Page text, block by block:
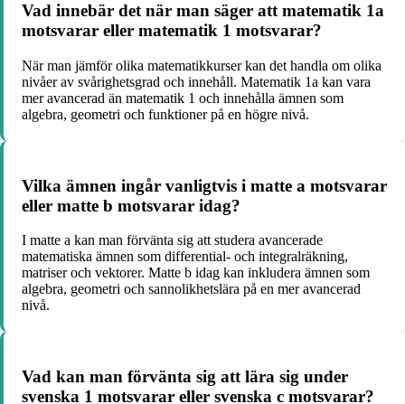
Vad innebär det när man säger att matematik 1a
motsvarar eller matematik 1 motsvarar?
När man jämför olika matematikkurser kan det handla om olika
nivåer av svårighetsgrad och innehåll. Matematik 1a kan vara
mer avancerad än matematik 1 och innehålla ämnen som
algebra, geometri och funktioner på en högre nivå.
Vilka ämnen ingår vanligtvis i matte a motsvarar
eller matte b motsvarar idag?
I matte a kan man förvänta sig att studera avancerade
matematiska ämnen som differential- och integralräkning,
matriser och vektorer. Matte b idag kan inkludera ämnen som
algebra, geometri och sannolikhetslära på en mer avancerad
nivå.
Vad kan man förvänta sig att lära sig under
svenska 1 motsvarar eller svenska c motsvarar?